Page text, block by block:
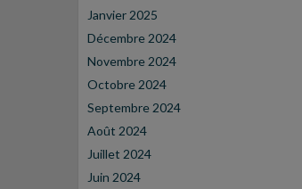
Janvier 2025
Décembre 2024
Novembre 2024
Octobre 2024
Septembre 2024
Août 2024
Juillet 2024
Juin 2024